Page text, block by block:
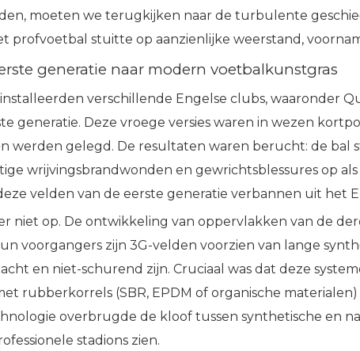
moeten we terugkijken naar de turbulente
profvoetbal stuitte op aanzienlijke weerstand,
generatie naar modern voetbalkunstgras
verschillende Engelse clubs, waaronder
generatie. Deze vroege versies waren in wezen
werden gelegd. De resultaten waren berucht: de
wrijvingsbrandwonden en gewrichtsblessures op
velden van de eerste generatie verbannen uit het
niet op. De ontwikkeling van oppervlakken van de
voorgangers zijn 3G-velden voorzien van lange
en niet-schurend zijn. Cruciaal was dat deze
rubberkorrels (SBR, EPDM of organische
overbrugde de kloof tussen synthetische en
stadions zien.